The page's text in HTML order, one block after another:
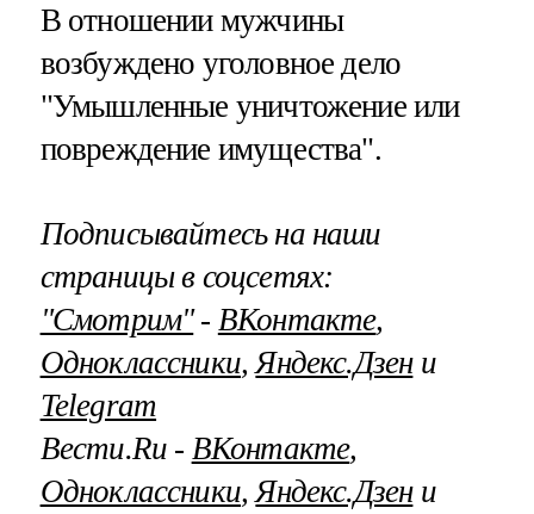
В отношении мужчины
возбуждено уголовное дело
"Умышленные уничтожение или
повреждение имущества".
Подписывайтесь на наши
страницы в соцсетях:
"Смотрим"‐ ВКонтакте,
Одноклассники, Яндекс.Дзени
Telegram
Вести.Ru ‐ ВКонтакте,
Одноклассники, Яндекс.Дзени